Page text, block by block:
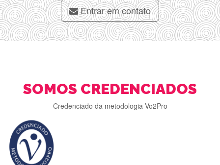
Entrar em contato
SOMOS CREDENCIADOS
Credenciado da metodologia Vo2Pro